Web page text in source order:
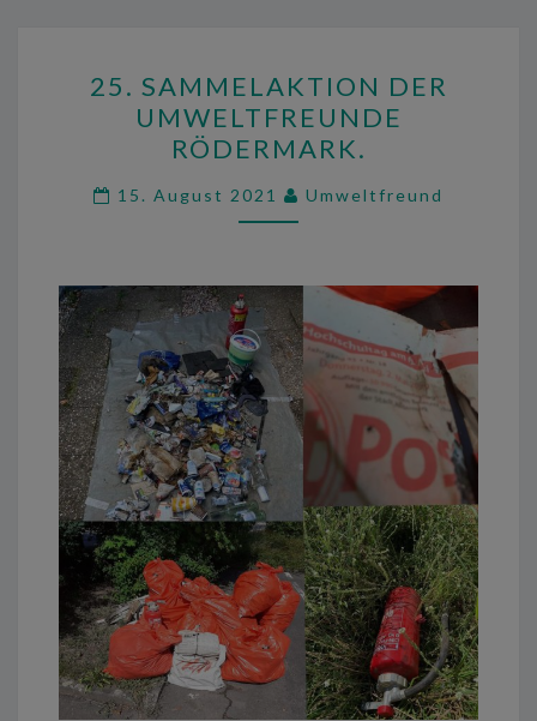
SAMMELAKTION
DER
UMWELTFREUNDE
RÖDERMARK.
25. SAMMELAKTION DER
UMWELTFREUNDE
RÖDERMARK.
15. August 2021 Umweltfreund